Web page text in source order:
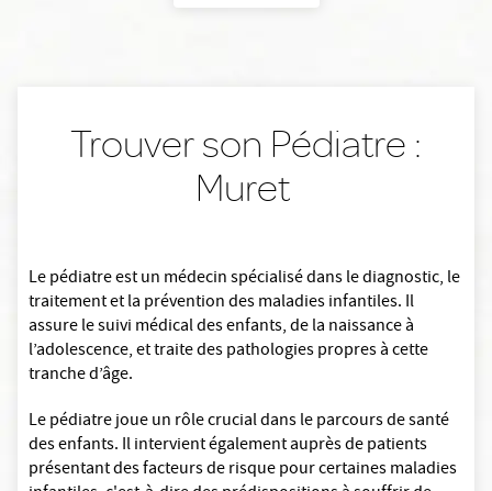
Trouver son Pédiatre :
Muret
Le pédiatre est un médecin spécialisé dans le diagnostic, le
traitement et la prévention des maladies infantiles. Il
assure le suivi médical des enfants, de la naissance à
l’adolescence, et traite des pathologies propres à cette
tranche d’âge.
Le pédiatre joue un rôle crucial dans le parcours de santé
des enfants. Il intervient également auprès de patients
présentant des facteurs de risque pour certaines maladies